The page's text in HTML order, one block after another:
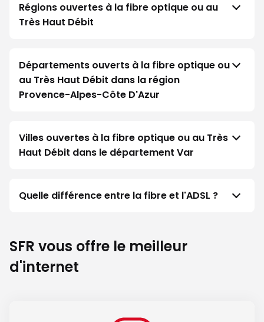
Régions ouvertes à la fibre optique ou au
Très Haut Débit
Départements ouverts à la fibre optique ou
au Très Haut Débit dans la région
Provence-Alpes-Côte D'Azur
Villes ouvertes à la fibre optique ou au Très
Haut Débit dans le département Var
Quelle différence entre la fibre et l'ADSL ?
SFR vous offre le meilleur
d'internet